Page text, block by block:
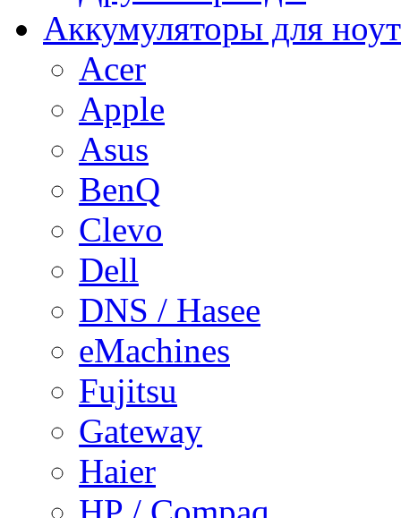
Аккумуляторы для
Acer
Apple
Asus
BenQ
Clevo
Dell
DNS / Hasee
eMachines
Fujitsu
Gateway
Haier